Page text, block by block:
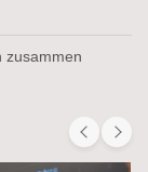
zusammen